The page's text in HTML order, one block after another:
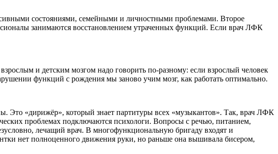
состояниями, семейными и личностными проблемами. Второе
занимаются восстановлением утраченных функций. Если врач ЛФК
и детским мозгом надо говорить по-разному: если взрослый человек
функций с рождения мы заново учим мозг, как работать оптимально.
Это «дирижёр», который знает партитуры всех «музыкантов». Так, врач ЛФК
проблемах подключаются психологи. Вопросы с речью, питанием,
лечащий врач. В многофункцио­нальную бригаду входят и
нет полноценного движения руки, но раньше она вышивала бисером,